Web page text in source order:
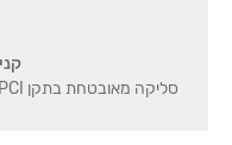
סליקה מאובטחת בתקן PCI לשמירה מקסימלית על המידע שלכם